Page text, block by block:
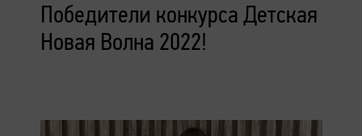
Победители конкурса Детская
Новая Волна 2022!